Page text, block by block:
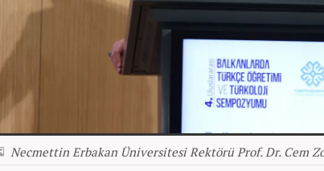
Necmettin Erbakan Üniversitesi Rektörü Prof. Dr. Cem